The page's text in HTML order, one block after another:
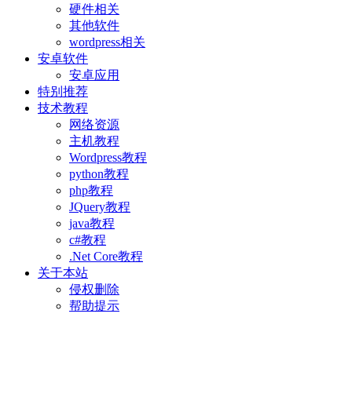
硬件相关
其他软件
wordpress相关
安卓软件
安卓应用
特别推荐
技术教程
网络资源
主机教程
Wordpress教程
python教程
php教程
JQuery教程
java教程
c#教程
.Net Core教程
关于本站
侵权删除
帮助提示